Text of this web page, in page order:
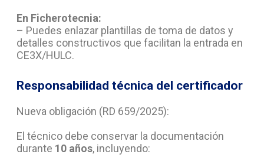
En Ficherotecnia:
– Puedes enlazar plantillas de toma de datos y
detalles constructivos que facilitan la entrada en
CE3X/HULC.
Responsabilidad técnica del certificador
Nueva obligación (RD 659/2025):
El técnico debe conservar la documentación
durante 10 años, incluyendo: